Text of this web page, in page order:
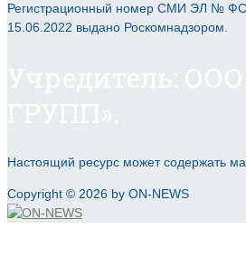
Регистрационный номер СМИ ЭЛ № ФС
15.06.2022 выдано Роскомнадзором.
Настоящий ресурс может содержать
Copyright © 2026 by ON-NEWS